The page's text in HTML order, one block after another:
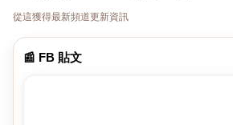
從這獲得最新頻道更新資訊
📰 FB 貼文